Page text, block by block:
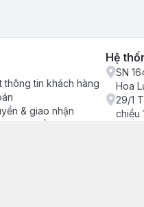
thông tin khách hàng
& giao nhận
sản phẩm
Hệ
SN
Hoa
29/1
chiều